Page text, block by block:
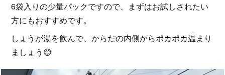
6袋入りの少量パックですので、まずはお試しされたい
方にもおすすめです。
しょうが湯を飲んで、からだの内側からポカポカ温まり
ましょう😊